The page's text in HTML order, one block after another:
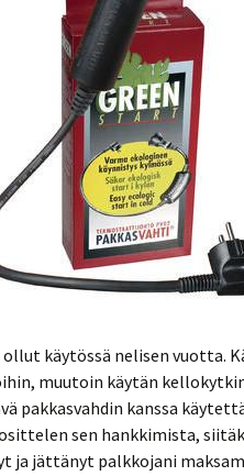
käytössä nelisen vuotta.
muutoin käytän
pakkasvahdin kanssa
sen hankkimista,
ja jättänyt palkkojani